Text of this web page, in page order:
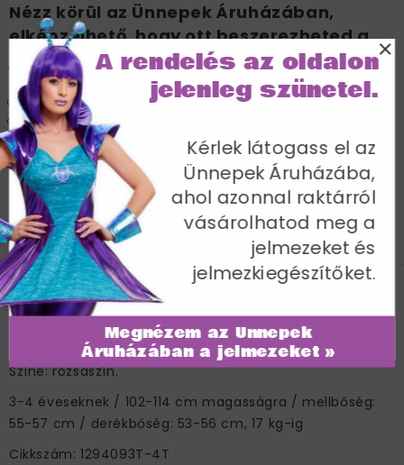
Nézz körül az Ünnepek Áruházában,
elképzelhető, hogy ott beszerezheted a
jelmezt.
Azonnal, raktárról!
Akár már másnapi kiszállítással :)
IRÁNY AZ ÜNNEPEK ÁRUHÁZA >>
JELLEMZŐK SZÁLLÍTÁS
Rózsaszín Disney Csipkerózsika Aurora
Jelmez Kislányoknak - T2
A jelmez tartalma: ruha medállal.
Színe: rózsaszín.
3-4 éveseknek / 102-114 cm magasságra / mellbőség:
55-57 cm / derékbőség: 53-56 cm, 17 kg-ig
Cikkszám: 1294093T-4T
Megnézem az Ünnepek
Áruházában a jelmezeket »
Kérlek látogass el az
Ünnepek Áruházába,
ahol azonnal raktárról
vásárolhatod meg a
jelmezeket és
jelmezkiegészítőket.
A rendelés az oldalon
jelenleg szünetel.
×